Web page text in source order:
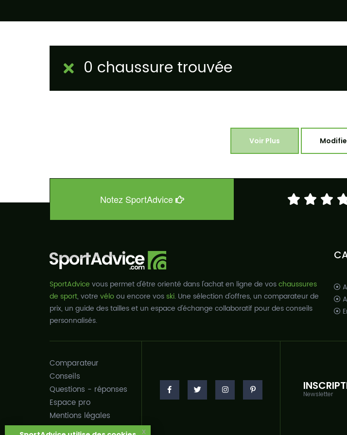
0 chaussure trouvée
Voir Plus
Notez SportAdvice
SportAdvice vous permet d'être orienté dans l'achat en ligne de voschaussures
de sport, votre véloou encore vosski. Une sélection d'offres, un comparateur de
prix, un guide des tailles et un espace d'échange collaboratif pour des conseils
personnalisés.
Comparateur
Conseils
Questions - réponses
Espace pro
Mentions légales
Newsletter
x